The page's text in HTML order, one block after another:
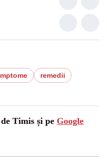
remedii
Timis și pe Google